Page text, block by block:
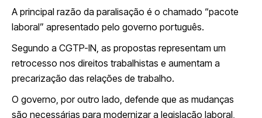
A principal razão da paralisação é o chamado “pacote
laboral” apresentado pelo governo português.
Segundo a CGTP-IN, as propostas representam um
retrocesso nos direitos trabalhistas e aumentam a
precarização das relações de trabalho.
O governo, por outro lado, defende que as mudanças
são necessárias para modernizar a legislação laboral,